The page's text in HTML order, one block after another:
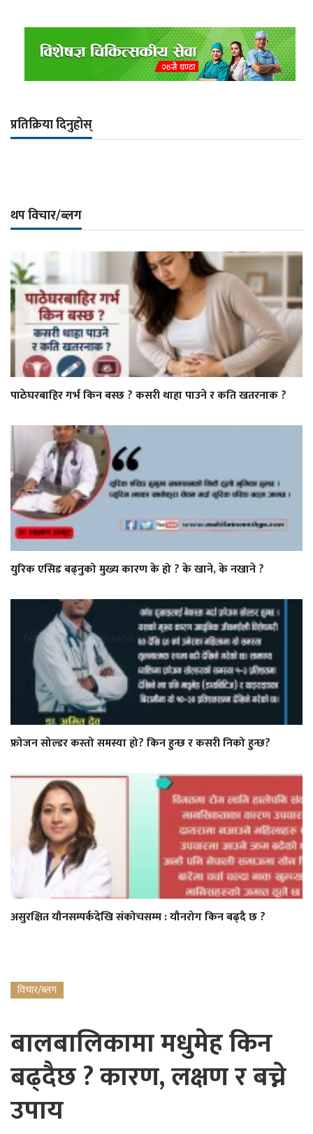
प्रतिक्रिया दिनुहोस्
थप विचार/ब्लग
पाठेघरबाहिर गर्भ किन बस्छ ? कसरी थाहा पाउने र कति खतरनाक ?
युरिक एसिड बढ्नुको मुख्य कारण के हो ? के खाने, के नखाने ?
फ्रोजन सोल्डर कस्तो समस्या हो? किन हुन्छ र कसरी निको हुन्छ?
असुरक्षित यौनसम्पर्कदेखि संकोचसम्म : यौनरोग किन बढ्दै छ ?
विचार/ब्लग
बालबालिकामा मधुमेह किन
बढ्दैछ ? कारण, लक्षण र बच्ने
उपाय